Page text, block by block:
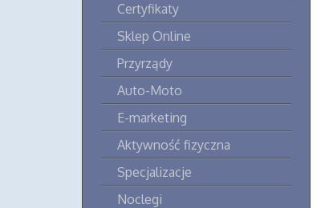
Certyfikaty
Sklep Online
Przyrządy
Auto-Moto
E-marketing
Aktywność fizyczna
Specjalizacje
Noclegi